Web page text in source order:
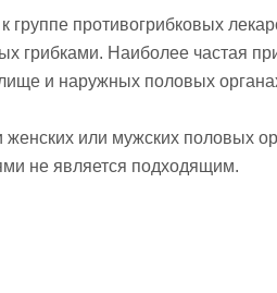
противогрибковых
грибками. Наиболее частая
и наружных половых
или мужских половых
не является подходящим.